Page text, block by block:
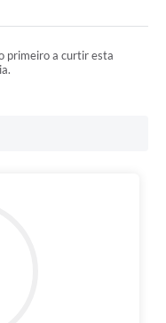
primeiro a curtir esta